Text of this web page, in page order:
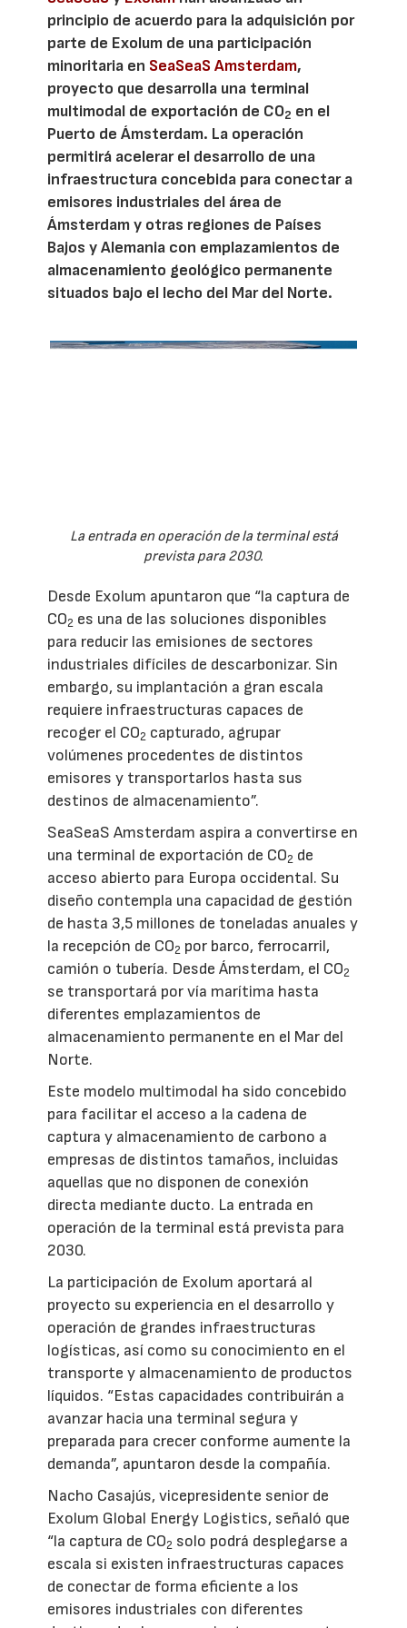
principio de acuerdo para la adquisición por
parte de Exolum de una participación
minoritaria en SeaSeaS Amsterdam,
proyecto que desarrolla una terminal
multimodal de exportación de CO2 en el
Puerto de Ámsterdam. La operación
permitirá acelerar el desarrollo de una
infraestructura concebida para conectar a
emisores industriales del área de
Ámsterdam y otras regiones de Países
Bajos y Alemania con emplazamientos de
almacenamiento geológico permanente
situados bajo el lecho del Mar del Norte.
La entrada en operación de la terminal está
prevista para 2030.
Desde Exolum apuntaron que “la captura de
CO2 es una de las soluciones disponibles
para reducir las emisiones de sectores
industriales difíciles de descarbonizar. Sin
embargo, su implantación a gran escala
requiere infraestructuras capaces de
recoger el CO2 capturado, agrupar
volúmenes procedentes de distintos
emisores y transportarlos hasta sus
destinos de almacenamiento”.
SeaSeaS Amsterdam aspira a convertirse en
una terminal de exportación de CO2 de
acceso abierto para Europa occidental. Su
diseño contempla una capacidad de gestión
de hasta 3,5 millones de toneladas anuales y
la recepción de CO2 por barco, ferrocarril,
camión o tubería. Desde Ámsterdam, el CO2
se transportará por vía marítima hasta
diferentes emplazamientos de
almacenamiento permanente en el Mar del
Norte.
Este modelo multimodal ha sido concebido
para facilitar el acceso a la cadena de
captura y almacenamiento de carbono a
empresas de distintos tamaños, incluidas
aquellas que no disponen de conexión
directa mediante ducto. La entrada en
operación de la terminal está prevista para
2030.
La participación de Exolum aportará al
proyecto su experiencia en el desarrollo y
operación de grandes infraestructuras
logísticas, así como su conocimiento en el
transporte y almacenamiento de productos
líquidos. “Estas capacidades contribuirán a
avanzar hacia una terminal segura y
preparada para crecer conforme aumente la
demanda”, apuntaron desde la compañía.
Nacho Casajús, vicepresidente senior de
Exolum Global Energy Logistics, señaló que
“la captura de CO2 solo podrá desplegarse a
escala si existen infraestructuras capaces
de conectar de forma eficiente a los
emisores industriales con diferentes